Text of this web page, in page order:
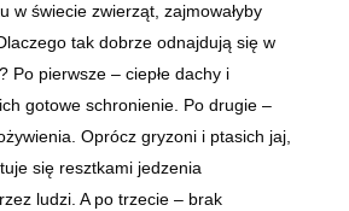
w świecie zwierząt, zajmowałyby
tak dobrze odnajdują się w
Po pierwsze – ciepłe dachy i
gotowe schronienie. Po drugie –
Oprócz gryzoni i ptasich jaj,
się resztkami jedzenia
ludzi. A po trzecie – brak